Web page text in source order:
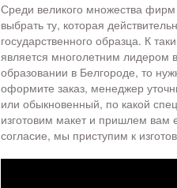
Среди великого множества
выбрать ту, которая
государственного образца. К
является многолетним лидером
образовании в Белгороде, то
оформите заказ, менеджер
или обыкновенный, по какой
изготовим макет и пришлем вам
согласие, мы приступим к